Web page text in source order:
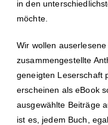
in den
möchte.
Wir wollen
zusammengestellte
geneigten Leserschaft
erscheinen als eBook
ausgewählte Beiträge
ist es, jedem Buch,